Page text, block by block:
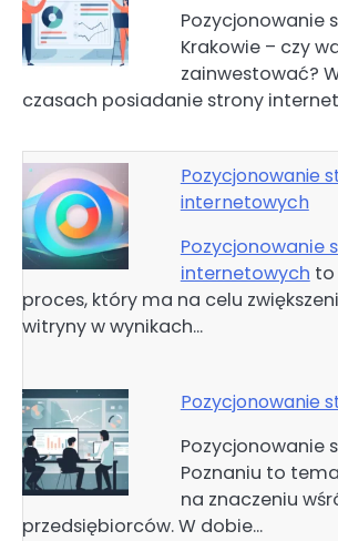
Pozycjonowanie
Krakowie – czy
zainwestować?
czasach posiadanie strony
Pozycjonowanie
internetowych
Pozycjonowanie
internetowych to
proces, który ma na celu
witryny w wynikach…
Pozycjonowanie
Pozycjonowanie
Poznaniu to
na znaczeniu
przedsiębiorców. W dobie…
Nawigacja
wpisu